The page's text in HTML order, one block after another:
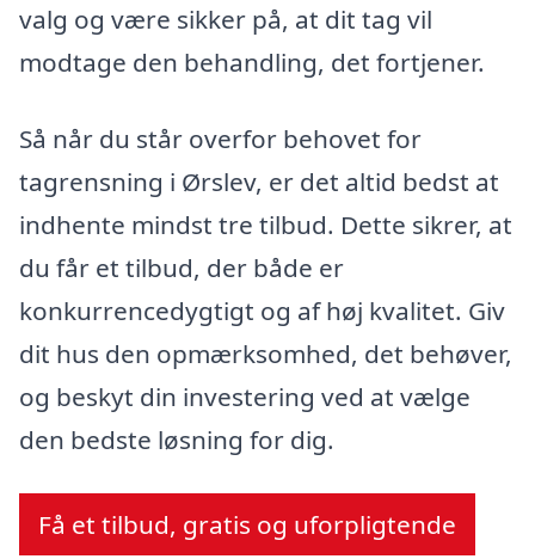
valg og være sikker på, at dit tag vil
modtage den behandling, det fortjener.
Så når du står overfor behovet for
tagrensning i Ørslev, er det altid bedst at
indhente mindst tre tilbud. Dette sikrer, at
du får et tilbud, der både er
konkurrencedygtigt og af høj kvalitet. Giv
dit hus den opmærksomhed, det behøver,
og beskyt din investering ved at vælge
den bedste løsning for dig.
Få et tilbud, gratis og uforpligtende